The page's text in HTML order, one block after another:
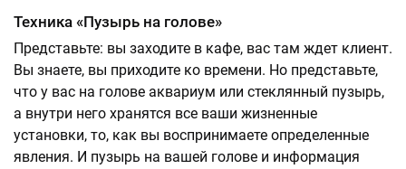
Техника «Пузырь на голове»
Представьте: вы заходите в кафе, вас там ждет клиент.
Вы знаете, вы приходите ко времени. Но представьте,
что у вас на голове аквариум или стеклянный пузырь,
а внутри него хранятся все ваши жизненные
установки, то, как вы воспринимаете определенные
явления. И пузырь на вашей голове и информация